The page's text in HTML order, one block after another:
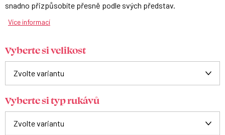
snadno přizpůsobíte přesně podle svých představ.
Více informací
Vyberte si velikost
Vyberte si typ rukávů